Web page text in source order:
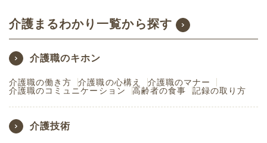
介護まるわかり一覧から探す
介護職のキホン
介護職の働き方 介護職の心構え
介護職のマナー
介護職のコミュニケーション
高齢者の食事 記録の取り方
介護技術